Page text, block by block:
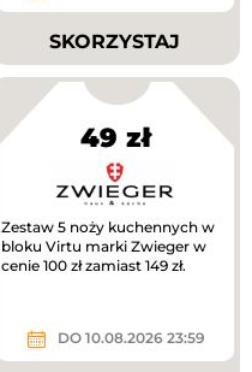
SKORZYSTAJ
49 zł
Zestaw 5 noży kuchennych w
bloku Virtu marki Zwieger w
cenie 100 zł zamiast 149 zł.
DO 10.08.2026 23:59